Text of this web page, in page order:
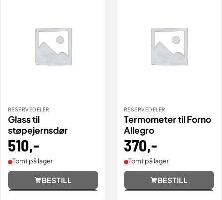
RESERVEDELER
Glass til
støpejernsdør
510,-
Tomt på lager
BESTILL
RESERVEDELER
Termometer til Forno
Allegro
370,-
Tomt på lager
BESTILL